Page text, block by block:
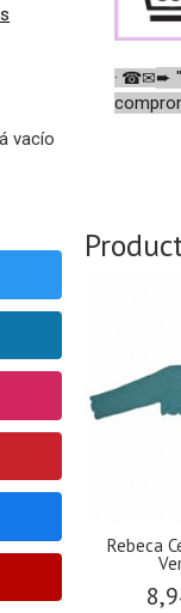
vacío
· ☎✉➨
Rebeca